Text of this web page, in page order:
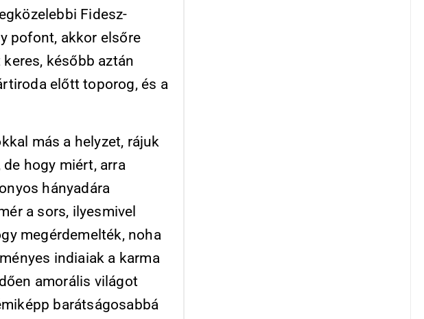
Fidesz-
pofont, akkor elsőre
később aztán
előtt toporog, és a
más a helyzet, rájuk
hogy miért, arra
hányadára
a sors, ilyesmivel
megérdemelték, noha
indiaiak a karma
amorális világot
barátságosabbá